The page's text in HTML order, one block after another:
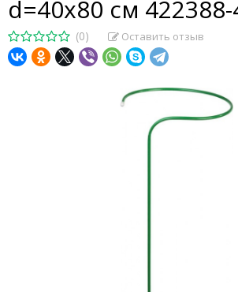
d=40х80 см
(0) Оставить отзыв